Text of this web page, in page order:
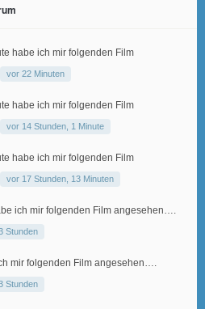
habe ich mir folgenden Film
vor 22 Minuten
habe ich mir folgenden Film
vor 14 Stunden, 1 Minute
habe ich mir folgenden Film
vor 17 Stunden, 13 Minuten
ich mir folgenden Film angesehen….
Stunden
mir folgenden Film angesehen….
Stunden